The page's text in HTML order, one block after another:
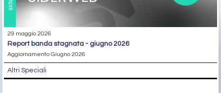
29 maggio 2026
report banda stagnata - giugno 2026
Aggiornamento Giugno 2026
Altri Speciali